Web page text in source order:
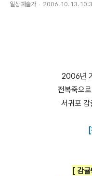
일상예술가 2006. 10. 13.
2006년
전복죽으
서귀포 감
[ 감